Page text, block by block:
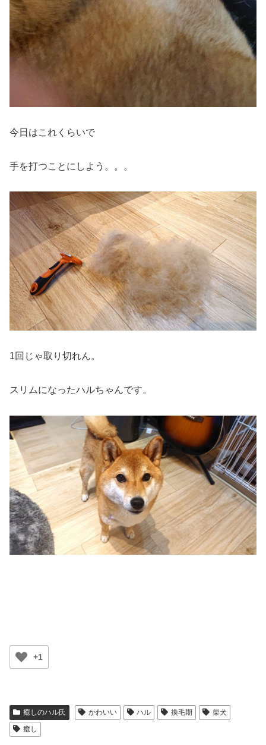
今日はこれくらいで
手を打つことにしよう。。。
1回じゃ取り切れん。
スリムになったハルちゃんです。
+1
癒しのハル氏 かわいい ハル 換毛期
柴犬
癒し